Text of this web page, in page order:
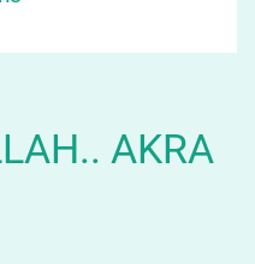
AKRA